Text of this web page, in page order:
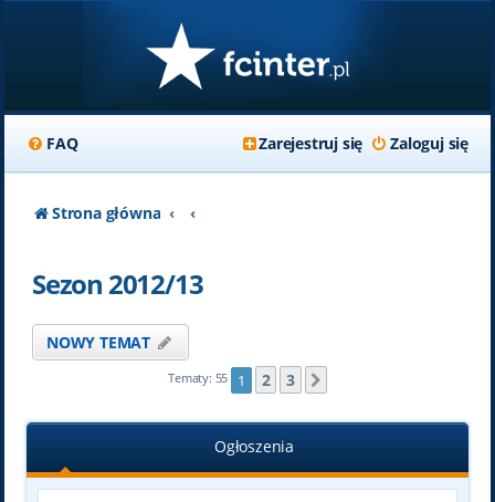
FAQ Zaloguj się
Zarejestruj się
Strona główna
Sezon 2012/13
NOWY TEMAT
Tematy: 55 1 2 3
Ogłoszenia